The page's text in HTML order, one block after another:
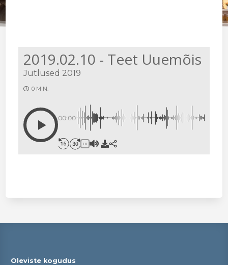
2019.02.10 - Teet Uuemõis
Jutlused 2019
0 MIN.
00:00
1X
Oleviste kogudus